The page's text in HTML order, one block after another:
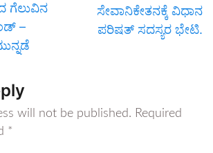
ಗೆಲುವಿನ
–
ಸೇವಾನಿಕೇತನಕ್ಕೆ ವಿಧಾನ
ಪರಿಷತ್ ಸದಸ್ಯರ ಭೇಟಿ.
will not be published. Required
*